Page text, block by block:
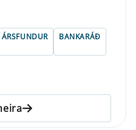
ÁRSFUNDUR BANKARÁÐ